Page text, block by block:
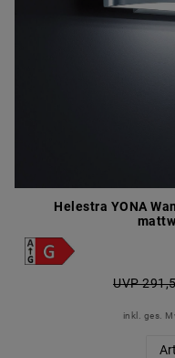
Helestra YONA
UVP
inkl. ges.